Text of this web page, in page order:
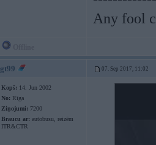
Any fool
gt99 07. Sep 2017, 11:02
Kopš: 14. Jun 2002
No: Rīga
Ziņojumi: 7200
Braucu ar: autobusu, reizēm
ITR&CTR